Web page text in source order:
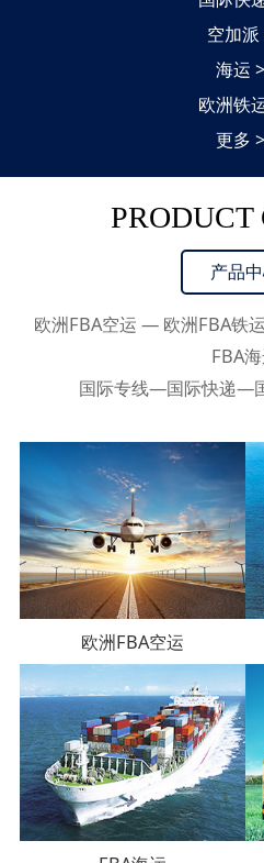
空加派
海运
欧洲铁
更多
PRODUCT
产品
欧洲FBA空运 — 欧洲FBA铁
FBA
国际专线—国际快递—
欧洲FBA空运